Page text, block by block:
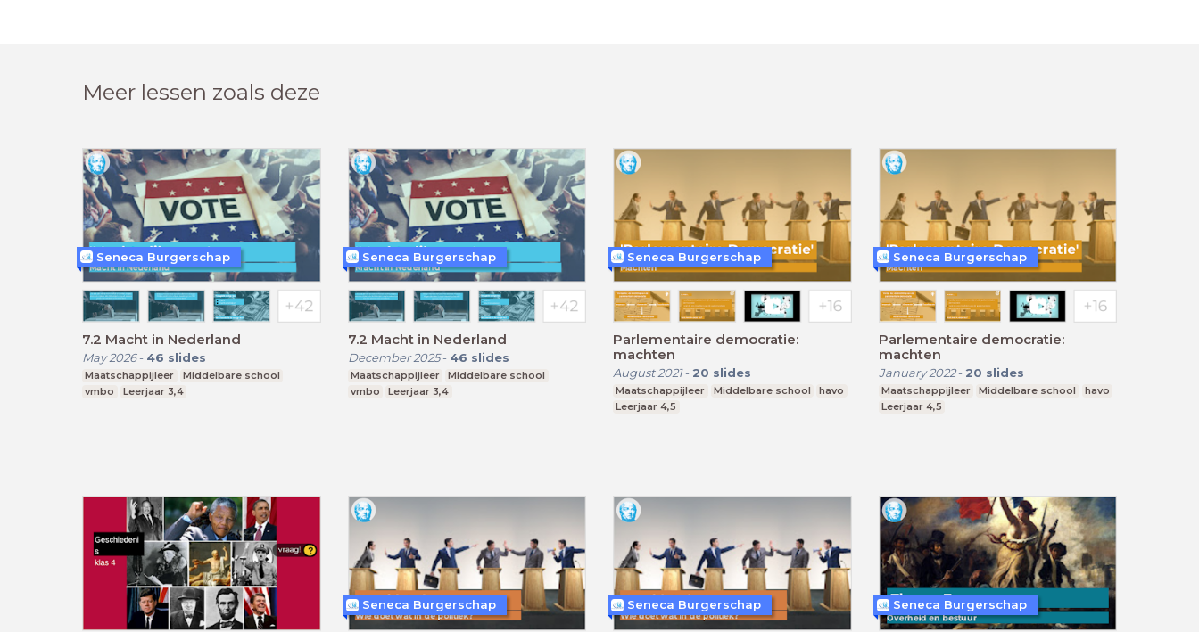
Meer lessen zoals deze
7.2 Macht in Nederland
May 2026- 46 slides
Maatschappijleer
Middelbare school
vmbo
Leerjaar 3,4
Seneca Burgerschap
7.2 Macht in Nederland
December 2025- 46 slides
Maatschappijleer
Middelbare school
vmbo
Leerjaar 3,4
Seneca Burgerschap
Parlementaire democratie:
machten
August 2021- 20 slides
Maatschappijleer Middelbare school
havo
Leerjaar 4,5
Seneca Burgerschap
Parlementaire democratie:
machten
January 2022- 20 slides
Maatschappijleer Middelbare school
havo
Leerjaar 4,5
Seneca Burgerschap
Seneca Burgerschap Seneca Burgerschap Seneca Burgerschap